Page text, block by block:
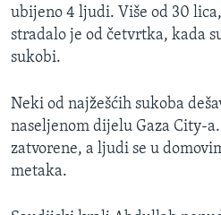
SLOBODA MEDIJA
ŽENSKA STRANA
MAGAZIN
O GLASU AMERIKE
ubijeno 4 ljudi. Više od 30
stradalo je od četvrtka, kada
sukobi.
Neki od najžešćih sukoba
naseljenom dijelu Gaza City-
zatvorene, a ljudi se u
metaka.